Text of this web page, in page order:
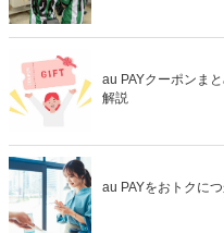
au PAYクーポンま
解説
au PAYをおトクに